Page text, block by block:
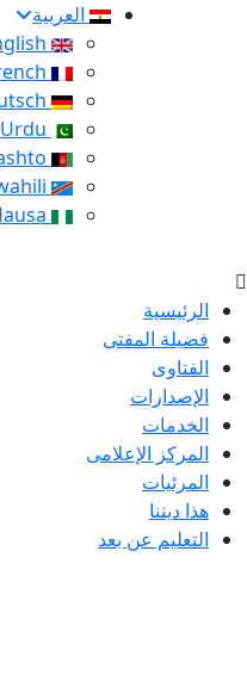
العربية
الرئيسية
فضيلة المفتى
الفتاوى
الإصدارات
الخدمات
المركز الإعلامى
المرئيات
هذا ديننا
التعليم عن بعد